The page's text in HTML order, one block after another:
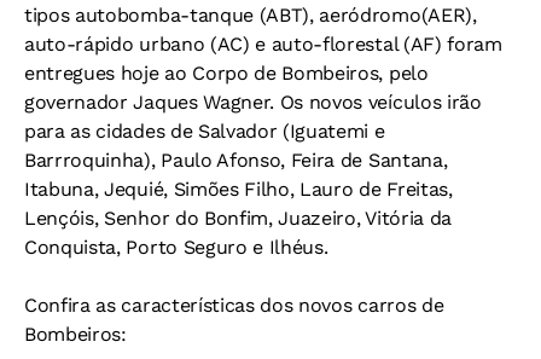
tipos autobomba-tanque (ABT), aeródromo(AER),
auto-rápido urbano (AC) e auto-florestal (AF) foram
entregues hoje ao Corpo de Bombeiros, pelo
governador Jaques Wagner. Os novos veículos irão
para as cidades de Salvador (Iguatemi e
Barrroquinha), Paulo Afonso, Feira de Santana,
Itabuna, Jequié, Simões Filho, Lauro de Freitas,
Lençóis, Senhor do Bonfim, Juazeiro, Vitória da
Conquista, Porto Seguro e Ilhéus.
Confira as características dos novos carros de
Bombeiros: